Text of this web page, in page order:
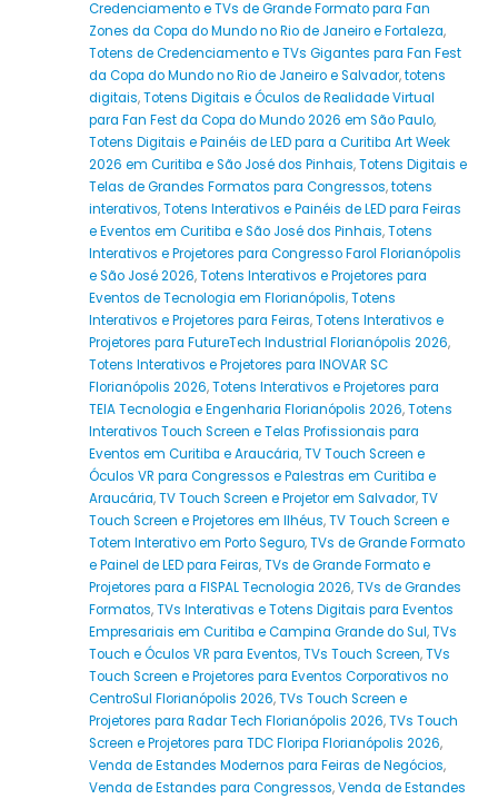
Credenciamento e TVs de Grande Formato para Fan
Zones da Copa do Mundo no Rio de Janeiro e Fortaleza,
Totens de Credenciamento e TVs Gigantes para Fan Fest
da Copa do Mundo no Rio de Janeiro e Salvador,totens
digitais,Totens Digitais e Óculos de Realidade Virtual
para Fan Fest da Copa do Mundo 2026 em São Paulo,
Totens Digitais e Painéis de LED para a Curitiba Art Week
2026 em Curitiba e São José dos Pinhais,Totens Digitais e
Telas de Grandes Formatos para Congressos,totens
interativos,Totens Interativos e Painéis de LED para Feiras
e Eventos em Curitiba e São José dos Pinhais,Totens
Interativos e Projetores para Congresso Farol Florianópolis
e São José 2026,Totens Interativos e Projetores para
Eventos de Tecnologia em Florianópolis,Totens
Interativos e Projetores para Feiras,Totens Interativos e
Projetores para FutureTech Industrial Florianópolis 2026,
Totens Interativos e Projetores para INOVAR SC
Florianópolis 2026,Totens Interativos e Projetores para
TEIA Tecnologia e Engenharia Florianópolis 2026,Totens
Interativos Touch Screen e Telas Profissionais para
Eventos em Curitiba e Araucária,TV Touch Screen e
Óculos VR para Congressos e Palestras em Curitiba e
Araucária,TV Touch Screen e Projetor em Salvador,TV
Touch Screen e Projetores em Ilhéus,TV Touch Screen e
Totem Interativo em Porto Seguro,TVs de Grande Formato
e Painel de LED para Feiras,TVs de Grande Formato e
Projetores para a FISPAL Tecnologia 2026,TVs de Grandes
Formatos,TVs Interativas e Totens Digitais para Eventos
Empresariais em Curitiba e Campina Grande do Sul,TVs
Touch e Óculos VR para Eventos,TVs Touch Screen,TVs
Touch Screen e Projetores para Eventos Corporativos no
CentroSul Florianópolis 2026,TVs Touch Screen e
Projetores para Radar Tech Florianópolis 2026,TVs Touch
Screen e Projetores para TDC Floripa Florianópolis 2026,
Venda de Estandes Modernos para Feiras de Negócios,
Venda de Estandes para Congressos,Venda de Estandes